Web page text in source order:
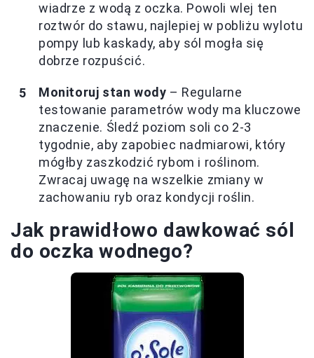
wiadrze z wodą z oczka. Powoli wlej ten
roztwór do stawu, najlepiej w pobliżu wylotu
pompy lub kaskady, aby sól mogła się
dobrze rozpuścić.
Monitoruj stan wody – Regularne
testowanie parametrów wody ma kluczowe
znaczenie. Śledź poziom soli co 2-3
tygodnie, aby zapobiec nadmiarowi, który
mógłby zaszkodzić rybom i roślinom.
Zwracaj uwagę na wszelkie zmiany w
zachowaniu ryb oraz kondycji roślin.
Jak prawidłowo dawkować sól
do oczka wodnego?